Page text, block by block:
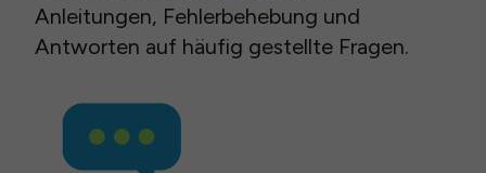
Anleitungen, Fehlerbehebung und
Antworten auf häufig gestellte Fragen.